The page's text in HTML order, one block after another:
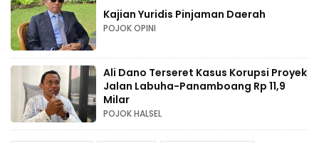
Kajian Yuridis Pinjaman Daerah
POJOK OPINI
Ali Dano Terseret Kasus Korupsi Proyek
Jalan Labuha-Panamboang Rp 11,9
Milar
POJOK HALSEL